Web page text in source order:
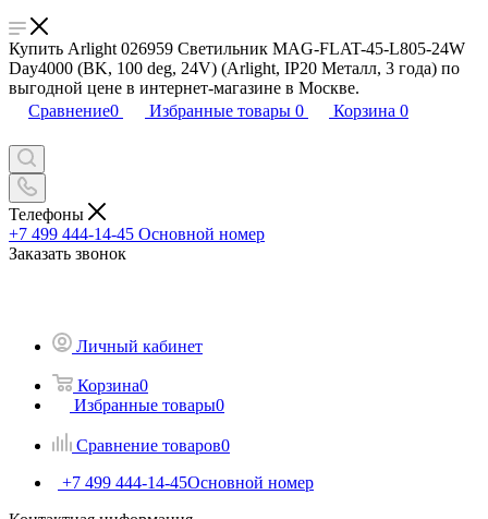
Купить Arlight 026959 Светильник MAG-FLAT-45-L805-24W
Day4000 (BK, 100 deg, 24V) (Arlight, IP20 Металл, 3 года) по
выгодной цене в интернет-магазине в Москве.
Сравнение0 Избранные товары 0 Корзина 0
Телефоны
+7 499 444-14-45 Основной номер
Заказать звонок
Личный кабинет
Корзина0
Избранные товары0
Сравнение товаров0
+7 499 444-14-45Основной номер